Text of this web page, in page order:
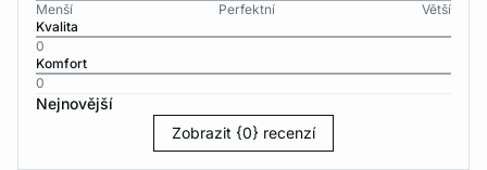
Menší
Perfektní
Větší
Kvalita
0
Komfort
0
Nejnovější
Zobrazit {0} recenzí